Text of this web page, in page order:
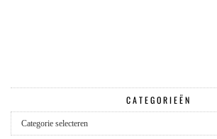
CATEGORIEËN
Categorieën